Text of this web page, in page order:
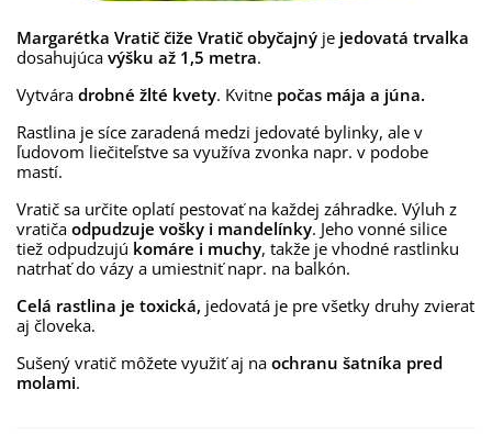
Margarétka Vratič čiže Vratič obyčajný je jedovatá trvalka
dosahujúca výšku až 1,5 metra.
Vytvára drobné žlté kvety. Kvitne počas mája a júna.
Rastlina je síce zaradená medzi jedovaté bylinky, ale v
ľudovom liečiteľstve sa využíva zvonka napr. v podobe
mastí.
Vratič sa určite oplatí pestovať na každej záhradke. Výluh z
vratiča odpudzuje vošky i mandelínky. Jeho vonné silice
tiež odpudzujú komáre i muchy, takže je vhodné rastlinku
natrhať do vázy a umiestniť napr. na balkón.
Celá rastlina je toxická, jedovatá je pre všetky druhy zvierat
aj človeka.
Sušený vratič môžete využiť aj na ochranu šatníka pred
molami.